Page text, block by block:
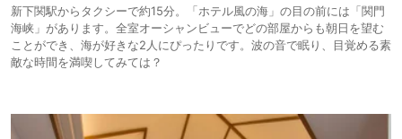
新下関駅からタクシーで約15分。「ホテル風の海」の目の前には「関門
海峡」があります。全室オーシャンビューでどの部屋からも朝日を望む
ことができ、海が好きな2人にぴったりです。波の音で眠り、目覚める素
敵な時間を満喫してみては？